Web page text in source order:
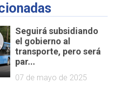
Seguirá subsidiando
el gobierno al
transporte, pero será
par...
07 de mayo de 2025